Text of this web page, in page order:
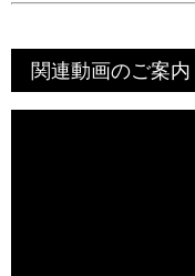
関連動画のご案内